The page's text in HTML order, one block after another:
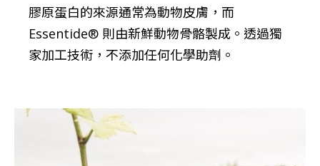
膠原蛋白的來源通常為動物皮膚，而
Essentide® 則由新鮮動物骨骼製成。透過獨
家加工技術，不添加任何化學助劑。